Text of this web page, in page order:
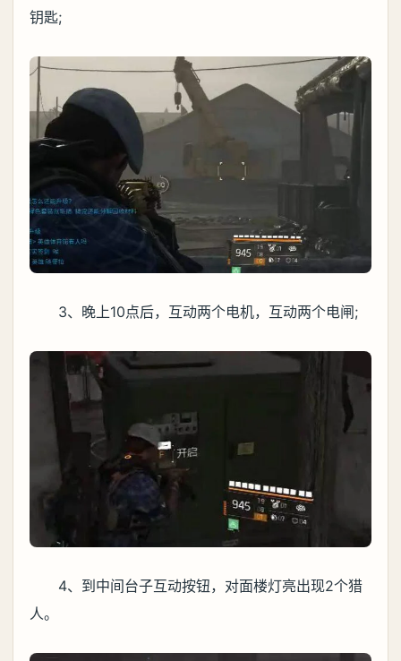
钥匙;
3、晚上10点后，互动两个电机，互动两个电闸;
4、到中间台子互动按钮，对面楼灯亮出现2个猎
人。